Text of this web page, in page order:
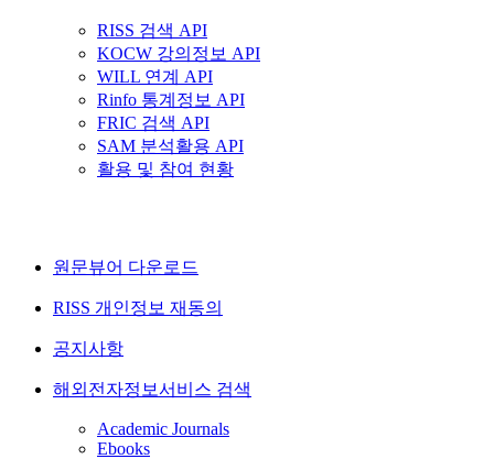
RISS 검색 API
KOCW 강의정보 API
WILL 연계 API
Rinfo 통계정보 API
FRIC 검색 API
SAM 분석활용 API
활용 및 참여 현황
원문뷰어 다운로드
RISS 개인정보 재동의
공지사항
해외전자정보서비스 검색
Academic Journals
Ebooks